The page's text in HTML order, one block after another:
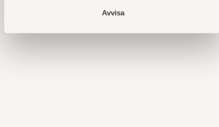
Avvisa